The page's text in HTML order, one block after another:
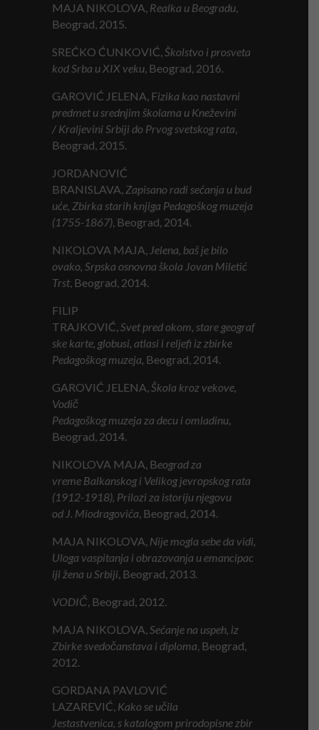
MAJA NIKOLOVA, Realka u Beogradu,
Beograd, 2015.
SREĆKO ĆUNKOVIĆ,Školstvo i prosveta
kod Srba u XIX veku, Beograd, 2016.
GAROVIĆ JELENA, Fizika kao nastavni
predmet u srednjim školama u Kneževini
/ KraljeviniSrbiji do Prvog svetskog rata,
Beograd, 2015.
JORDANOVIĆ
BRANISLAVA, Zapisano radisećanja u bud
uće, Zbirka starih knjiga Pedagoškogmuzeja
(1755-1867), Beograd, 2014.
NIKOLOVA MAJA, Jelena, baš je bilo
ovako, Srpska osnovna škola Jovan Miletić
Trst, Beograd, 2014.
FILIP
TRAJKOVIĆ,Svetpredokom, stare geograf
ske karte, globusi, atlasi i reljefi iz zbirke
Pedagoškogmuzeja, Beograd, 2014.
GAROVIĆ JELENA,Škola kroz vekove,
Vodič
Pedagoškogmuzeja za decu iomladinu,
Beograd, 2014.
NIKOLOVA MAJA, Beograd za
vreme Balkanskog i Velikog jevropskog rata
(1912-1918), Prilozi za istoriju njegovu
od J. Miodragovića, Beograd, 2014.
MAJA NIKOLOVA, Nije mogla sebeda vidi,
Uloga vaspitanja iobrazovanja uemancipac
iji žena uSrbiji, Beograd, 2013.
VODIČ, Beograd, 2012.
MAJA NIKOLOVA,Sećanje na uspeh, iz
Zbirkesvedočanstava idiploma, Beograd,
2012.
GORDANA PAVLOVIĆ
LAZAREVIĆ, Kakose učila
Jestastvenica, s katalogom prirodopisne zbir